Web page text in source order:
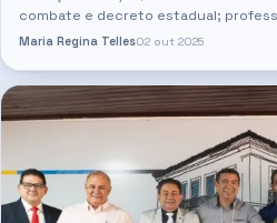
combate e decreto estadual;
impactos das queimadas no solo, no
Maria Regina Telles02 out 2025